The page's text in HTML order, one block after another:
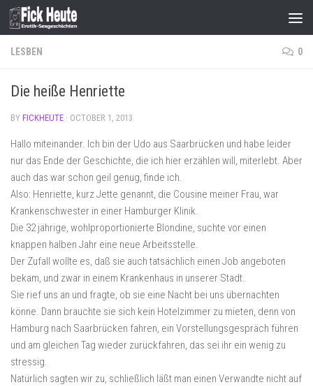
Skip to content
LESBEN 0
Die heiße Henriette
BY FICKHEUTE · OCTOBER 1, 2013
Hallo miteinander. Ich bin der Udo aus Saarbrücken und habe leider
nur das Ende der Geschichte, die ich hier erzählen will, miterlebt. Aber
auch das war schon geil genug, finde ich.
Also: Henriette, kurz Jette genannt, die Cousine meiner Frau, war
Krankenschwester in einer Hamburger Klinik.
Die 32 jährige, wohlproportionierte Blondine, suchte vor einen
knappen halben Jahr eine neue Arbeitsstelle.
Der Zufall wollte es, daß sie auch tatsächlich einen Job angeboten
bekam, und zwar in einem Krankenhaus in unserer Stadt.
Sie rief uns an und fragte, ob sie eine Nacht bei uns übernachten
könne. Dann brauchte sie sich kein Hotelzimmer zu mieten, denn von
Hamburg nach Saarbrücken fahren, ein Vorstellungsgespräch führen
und am gleichen Tag wieder zurückfahren, das sei ihr ein wenig zu
stressig.
Natürlich sagten wir zu, schließlich läßt man einen Verwandte nicht auf